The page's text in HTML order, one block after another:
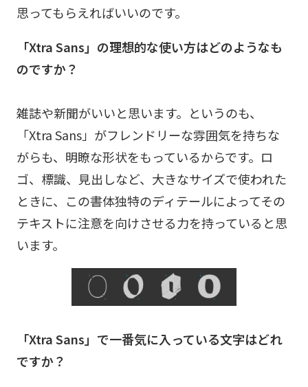
思ってもらえればいいのです。
「Xtra Sans」の理想的な使い方はどのようなも
のですか？
雑誌や新聞がいいと思います。というのも、
「Xtra Sans」がフレンドリーな雰囲気を持ちな
がらも、明瞭な形状をもっているからです。ロ
ゴ、標識、見出しなど、大きなサイズで使われた
ときに、この書体独特のディテールによってその
テキストに注意を向けさせる力を持っていると思
います。
「Xtra Sans」で一番気に入っている文字はどれ
ですか？